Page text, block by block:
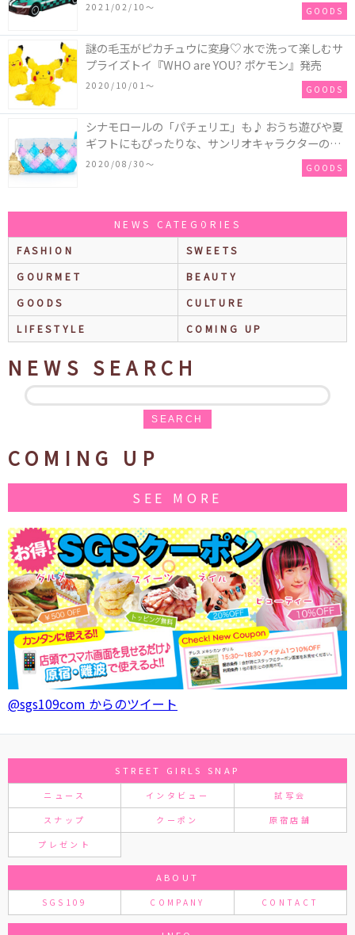
2021/02/10〜 GOODS
謎の毛玉がピカチュウに変身♡ 水で洗って楽しむサ
プライズトイ『WHO are YOU? ポケモン』発売
2020/10/01〜 GOODS
シナモロールの「パチェリエ」も♪ おうち遊びや夏
ギフトにもぴったりな、サンリオキャラクターのお
もちゃが発売中！
2020/08/30〜 GOODS
NEWS CATEGORIES
FASHION
SWEETS
GOURMET
BEAUTY
GOODS
CULTURE
LIFESTYLE
COMING UP
NEWS SEARCH
SEARCH
COMING UP
SEE MORE
@sgs109com からのツイート
STREET GIRLS SNAP
ニュース インタビュー 試写会
スナップ クーポン 原宿店舗
プレゼント
ABOUT
SGS109 COMPANY CONTACT